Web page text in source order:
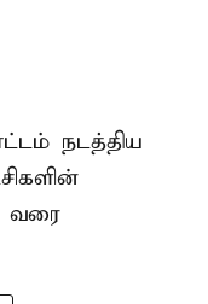
நடத்திய
வரை